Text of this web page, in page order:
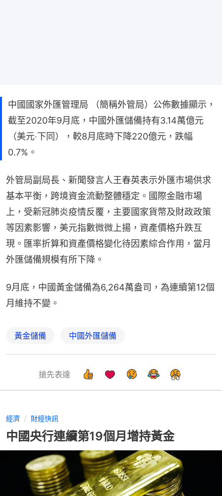
中國國家外匯管理局 （簡稱外管局）公佈數據顯示，
截至2020年9月底，中國外匯儲備持有3.14萬億元
（美元‧下同），較8月底時下降220億元，跌幅
0.7%。
外管局副局長、新聞發言人王春英表示外匯市場供求
基本平衡，跨境資金流動整體穩定。國際金融市場
上，受新冠肺炎疫情反覆，主要國家貨幣及財政政策
等因素影響，美元指數微微上揚，資產價格升跌互
現。匯率折算和資產價格變化待因素綜合作用，當月
外匯儲備規模有所下降。
9月底，中國黃金儲備為6,264萬盎司，為連續第12個
月維持不變。
黃金儲備 中國外匯儲備
搶先表達
經濟 財經快訊
中國央行連續第19個月增持黃金